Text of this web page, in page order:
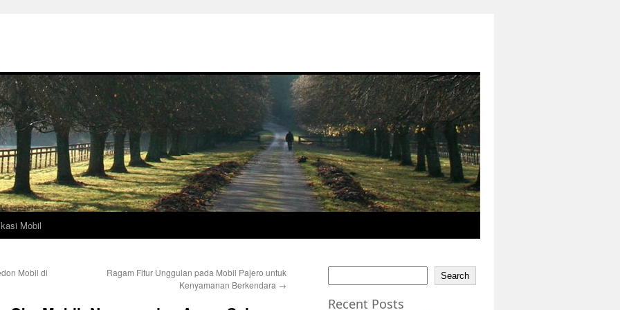
Mobil
Mobil di
Ragam Fitur Unggulan pada Mobil Pajero untuk
Kenyamanan Berkendara →
Search
Recent Posts